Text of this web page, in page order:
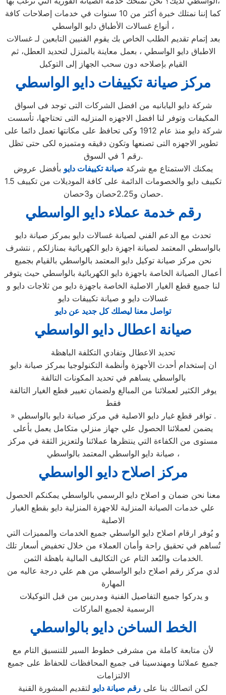
كما إننا نمتلك خبرة أكثر من 10 سنوات في خدمات إصلاحات كافة
أنواع غسالات الأطباق دايو الواسطي ،
بعد إتمام تقديم الطلب الخاص بك يقوم الفنيين التابعين لـ غسالات
الاطباق دايو الواسطي ، بعمل معاينة بالمنزل لتحديد العطل، ثم
القيام بإصلاحه دون سحب الجهاز إلى التوكيل
مركز صيانة تكييفات دايو الواسطي
شركة دايو اليابانيه من افضل الشركات التى توجد فى اسواق
المكيفات وتوفر لنا افضل الاجهزه المنزليه التى تحتاجها، تأسست
شركة دايو منذ عام 1912 وكى تحافظ على مكانتها تعمل دائما على
تطوير الاجهزه التى تصنعها وتكون دقيقه ومتميزه لكى حتى تظل
رقم 1 في السوق.
يمكنك الاستمتاع مع شركة صيانة تكييفات دايو بأفضل عروض
تكييف دايو والخصومات الدائمة على كافة الموديلات من تكييف 1.5
حصان و2.25حصان و3حصان.
رقم خدمة عملاء دايو الواسطي
تحدث مع الدعم الفني لصيانة غسالات دايو بمركز صيانة دايو
بالواسطي المعتمد لصيانة اجهزة دايو الكهربائية بمنازلكم , نتشرف
نحن مركز صيانة توكيل دايو المعتمد بالواسطي بالقيام بجميع
أعمال الصيانة الخاصة باجهزة دايو الكهربائية بالواسطي حيث يتوفر
لنا جميع قطع الغيار الاصلية الخاصة باجهزة دايو من ثلاجات دايو و
غسالات دايو و صيانة تكييفات دايو
تواصل معنا ليصلك كل جديد عن دايو
صيانة اعطال دايو الواسطي
تحديد الاعطال وتفادي التكلفة الباهظة
ان إستخدام أحدث الأجهزة وأنظمة التكنولوجيا بمركز صيانة دايو
بالواسطي يساهم في تحديد المكونات التالفة
يوفر الكثير لعملائنا من المبالغ ولضمان تغيير قطع الغيار التالفة
فقط
» توافر قطع غيار دايو الاصلية في مركز صيانة دايو بالواسطي .
يضمن لعملائنا الحصول علي جهاز منزلي متكامل يعمل بأعلى
مستوى من الكفاءة التي ينتظرها عملائنا ولتعزيز الثقة في مركز
صيانة دايو الواسطي المعتمد بالواسطي ،
مركز اصلاح دايو الواسطي
معنا نحن ضمان و اصلاح دايو الرسمي بالواسطي يمكنكم الحصول
علي خدمات الصيانة المنزلية للاجهزة المنزلية دايو بقطع الغيار
الاصلية
و يُوفر ارقام اصلاح دايو الواسطي جميع الخدمات والمميزات التي
تُساهم في تحقيق راحة وأمان العملاء من خلال تخفيض أسعار تلك
الخدمات والبُعد التام عن التكاليف المالية باهظة الثمن.
لدي مركز رقم اصلاح دايو الواسطي من هم علي درجة عاليه من
المهارة
الرسمية لجميع الماركات
الخط الساخن دايو بالواسطي
لأن متابعة كاملة من مشرفى خطوط السير للتنسيق التام مع
جميع عملائنا ومهندسينا فى جميع المحافظات للحفاظ على جميع
الالتزامات
لكن اتصالك بنا على رقم صيانة دايو لتقديم المشورة القنية